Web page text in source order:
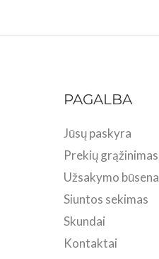
PAGALBA
Jūsų paskyra
Prekių grąžinimas
Užsakymo būsena
Siuntos sekimas
Skundai
Kontaktai